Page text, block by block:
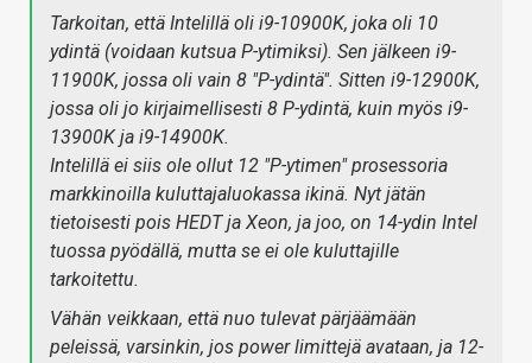
Tarkoitan, että Intelillä oli i9-10900K, joka oli 10
ydintä (voidaan kutsua P-ytimiksi). Sen jälkeen i9-
11900K, jossa oli vain 8 "P-ydintä". Sitten i9-12900K,
jossa oli jo kirjaimellisesti 8 P-ydintä, kuin myös i9-
13900K ja i9-14900K.
Intelillä ei siis ole ollut 12 "P-ytimen" prosessoria
markkinoilla kuluttajaluokassa ikinä. Nyt jätän
tietoisesti pois HEDT ja Xeon, ja joo, on 14-ydin Intel
tuossa pyödällä, mutta se ei ole kuluttajille
tarkoitettu.
Vähän veikkaan, että nuo tulevat pärjäämään
peleissä, varsinkin, jos power limittejä avataan, ja 12-